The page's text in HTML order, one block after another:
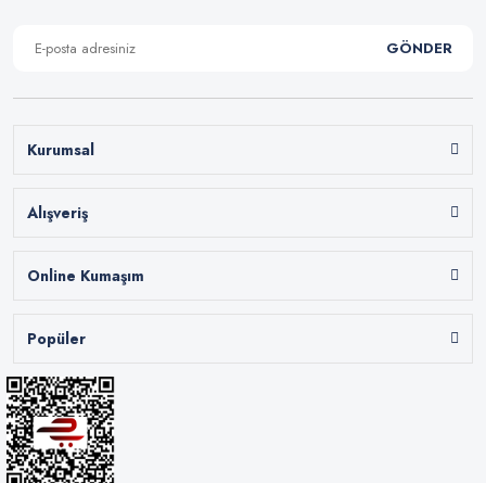
GÖNDER
Kurumsal
Alışveriş
Online Kumaşım
Popüler